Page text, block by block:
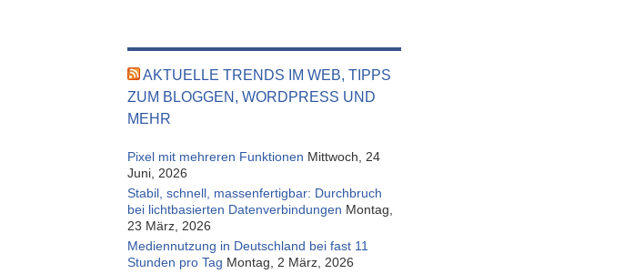
AKTUELLE TRENDS IM WEB, TIPPS
ZUM BLOGGEN, WORDPRESS UND
MEHR
Pixel mit mehreren Funktionen Mittwoch, 24
Juni, 2026
Stabil, schnell, massenfertigbar: Durchbruch
bei lichtbasierten Datenverbindungen Montag,
23 März, 2026
Mediennutzung in Deutschland bei fast 11
Stunden pro Tag Montag, 2 März, 2026